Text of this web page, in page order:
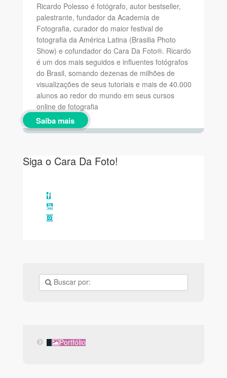
Ricardo Polesso é fotógrafo, autor bestseller,
palestrante, fundador da Academia de
Fotografia, curador do maior festival de
fotografia da América Latina (Brasilia Photo
Show) e cofundador do Cara Da Foto®. Ricardo
é um dos mais seguidos e influentes fotógrafos
do Brasil, somando dezenas de milhões de
visualizações de seus tutoriais e mais de 40.000
alunos ao redor do mundo em seus cursos
online de fotografia
Saiba mais
Siga o Cara Da Foto!
Facebook
YouTube
Instagram
PortfólioPortfólio